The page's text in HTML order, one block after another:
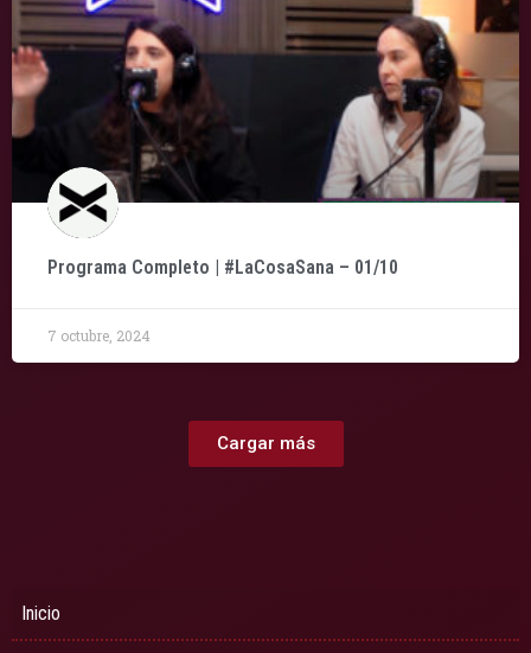
Programa Completo | #LaCosaSana – 01/10
7 octubre, 2024
Cargar más
Inicio